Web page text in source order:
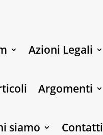
Azioni Legali
Argomenti
siamo Contatti